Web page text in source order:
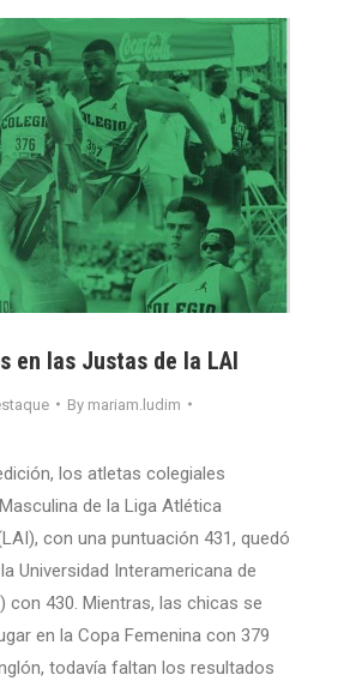
en las Justas de la LAI
By mariam.ludim
los atletas colegiales
de la Liga Atlética
con una puntuación 431, quedó
Universidad Interamericana de
con 430. Mientras, las chicas se
en la Copa Femenina con 379
todavía faltan los resultados